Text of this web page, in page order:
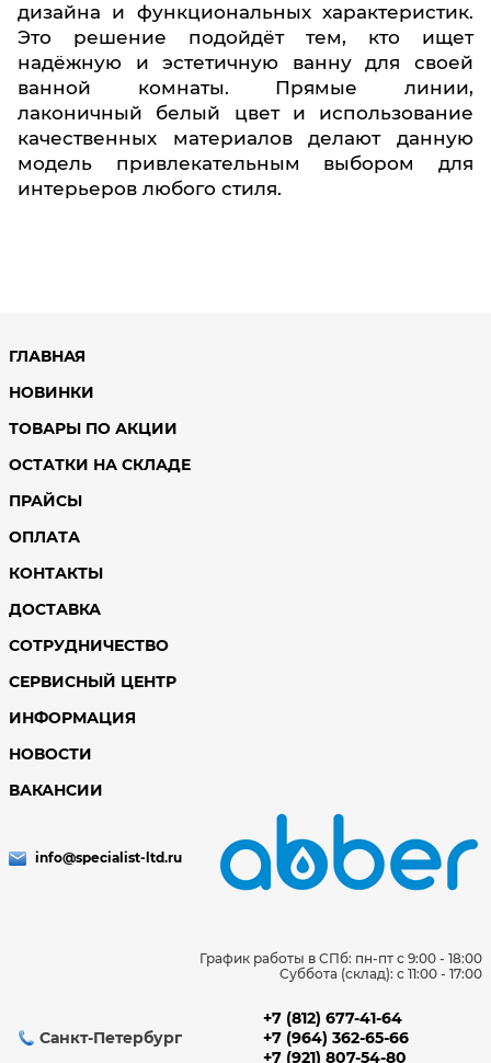
дизайна и функциональных характеристик.
Это решение подойдёт тем, кто ищет
надёжную и эстетичную ванну для своей
ванной комнаты. Прямые линии,
лаконичный белый цвет и использование
качественных материалов делают данную
модель привлекательным выбором для
интерьеров любого стиля.
ГЛАВНАЯ
НОВИНКИ
ТОВАРЫ ПО АКЦИИ
ОСТАТКИ НА СКЛАДЕ
ПРАЙСЫ
ОПЛАТА
КОНТАКТЫ
ДОСТАВКА
СОТРУДНИЧЕСТВО
СЕРВИСНЫЙ ЦЕНТР
ИНФОРМАЦИЯ
НОВОСТИ
ВАКАНСИИ
info@specialist-ltd.ru
График работы в СПб: пн-пт с 9:00 - 18:00
Суббота (склад): c 11:00 - 17:00
Санкт-Петербург
+7 (812) 677-41-64
+7 (964) 362-65-66
+7 (921) 807-54-80